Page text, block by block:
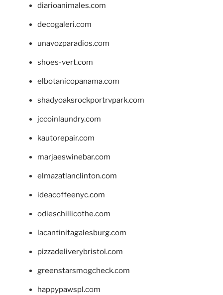
diarioanimales.com
decogaleri.com
unavozparadios.com
shoes-vert.com
elbotanicopanama.com
shadyoaksrockportrvpark.com
jccoinlaundry.com
kautorepair.com
marjaeswinebar.com
elmazatlanclinton.com
ideacoffeenyc.com
odieschillicothe.com
lacantinitagalesburg.com
pizzadeliverybristol.com
greenstarsmogcheck.com
happypawspl.com